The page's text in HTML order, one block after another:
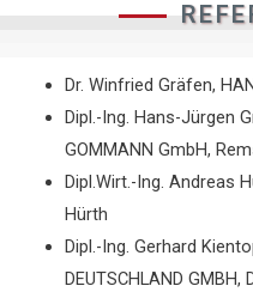
Dr. Winfried Gräfen,
Dipl.-Ing. Hans-Jürgen
GOMMANN GmbH,
Dipl.Wirt.-Ing. Andreas
Hürth
Dipl.-Ing. Gerhard
DEUTSCHLAND